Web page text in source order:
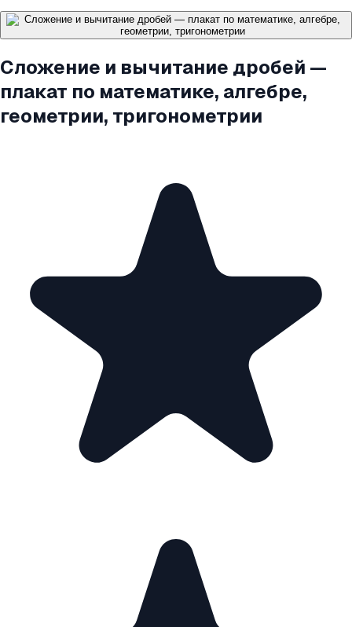
Сложение и вычитание дробей —
плакат по математике, алгебре,
геометрии, тригонометрии